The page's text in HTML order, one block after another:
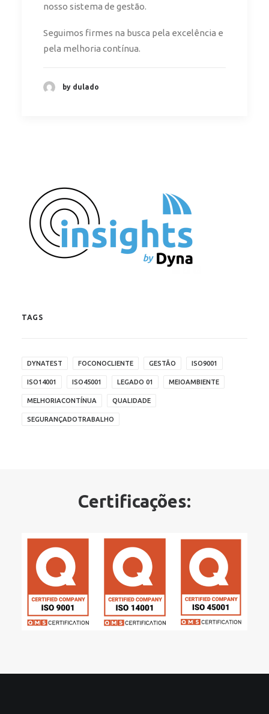
nosso sistema de gestão.
Seguimos firmes na busca pela excelência e
pela melhoria contínua.
by dulado
TAGS
DYNATEST FOCONOCLIENTE GESTÃO ISO9001
ISO14001 ISO45001 LEGADO 01 MEIOAMBIENTE
MELHORIACONTÍNUA QUALIDADE
SEGURANÇADOTRABALHO
Certificações: